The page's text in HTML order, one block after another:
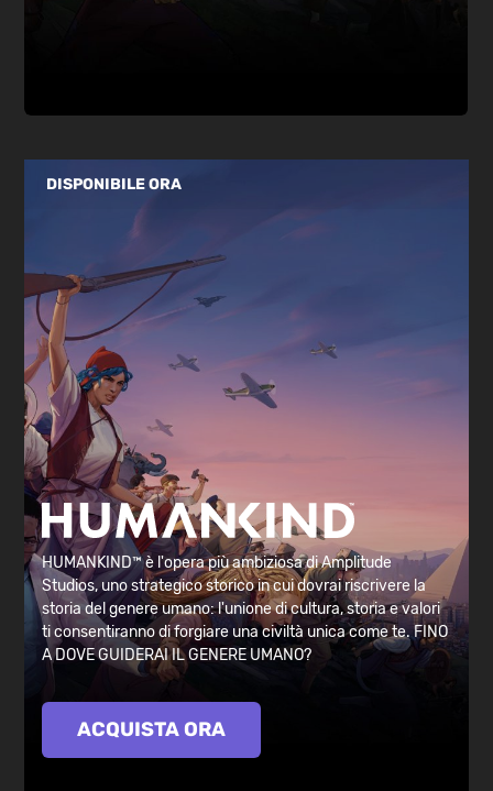
DISPONIBILE ORA
HUMANKIND™ è l'opera più ambiziosa di Amplitude
Studios, uno strategico storico in cui dovrai riscrivere la
storia del genere umano: l'unione di cultura, storia e valori
ti consentiranno di forgiare una civiltà unica come te. FINO
A DOVE GUIDERAI IL GENERE UMANO?
ACQUISTA ORA